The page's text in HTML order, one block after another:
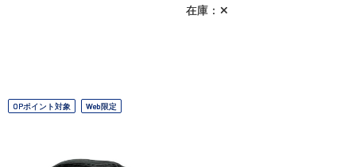
在庫：✕
OPポイント対象 Web限定